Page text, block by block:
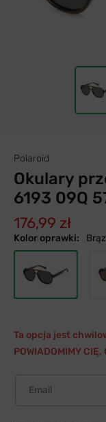
Polaroid
Okulary
6193 09Q
176,99 zł
Kolor oprawki:
Ta opcja jest
POWIADOMIMY CIĘ,
Email